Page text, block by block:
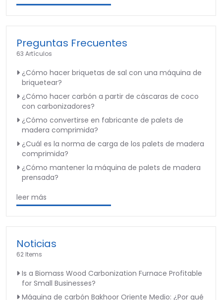
Preguntas Frecuentes
63 Artículos
¿Cómo hacer briquetas de sal con una máquina de
briquetear?
¿Cómo hacer carbón a partir de cáscaras de coco
con carbonizadores?
¿Cómo convertirse en fabricante de palets de
madera comprimida?
¿Cuál es la norma de carga de los palets de madera
comprimida?
¿Cómo mantener la máquina de palets de madera
prensada?
leer más
Noticias
62 Items
Is a Biomass Wood Carbonization Furnace Profitable
for Small Businesses?
Máquina de carbón Bakhoor Oriente Medio: ¿Por qué